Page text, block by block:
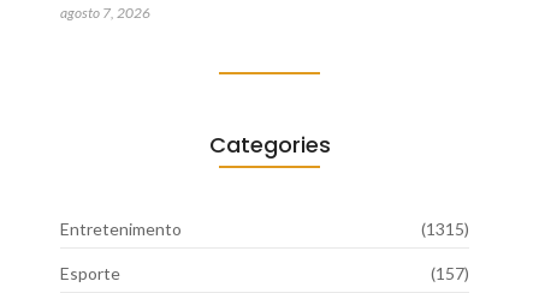
agosto 7, 2026
Categories
Entretenimento (1315)
Esporte (157)